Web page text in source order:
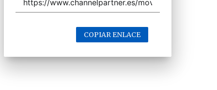
COPIAR ENLACE